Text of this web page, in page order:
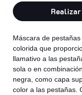
Realizar
Máscara de
colorida que
llamativo a las
sola o en
negra, como capa
color a las pestañas.